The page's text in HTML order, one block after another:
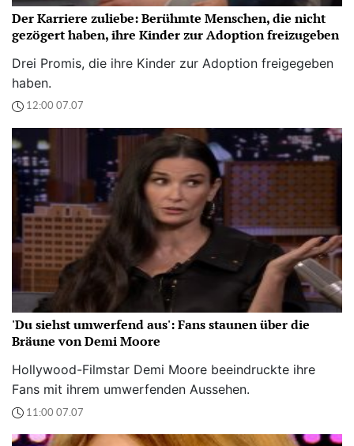
Der Karriere zuliebe: Berühmte Menschen, die nicht
gezögert haben, ihre Kinder zur Adoption freizugeben
Drei Promis, die ihre Kinder zur Adoption freigegeben
haben.
12:00 07.07
'Du siehst umwerfend aus': Fans staunen über die
Bräune von Demi Moore
Hollywood-Filmstar Demi Moore beeindruckte ihre
Fans mit ihrem umwerfenden Aussehen.
11:00 07.07